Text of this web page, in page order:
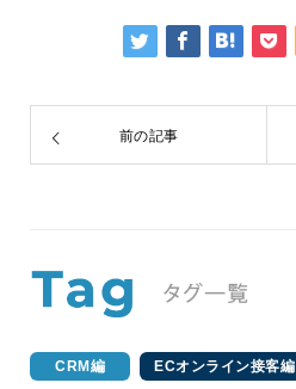
前の記事
CRM編 ECオンライン接客編